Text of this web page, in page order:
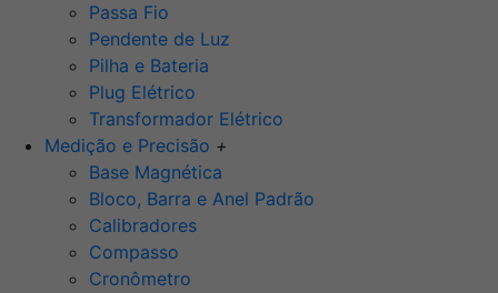
Passa Fio
Pendente de Luz
Pilha e Bateria
Plug Elétrico
Transformador Elétrico
Medição e Precisão +
Base Magnética
Bloco, Barra e Anel Padrão
Calibradores
Compasso
Cronômetro